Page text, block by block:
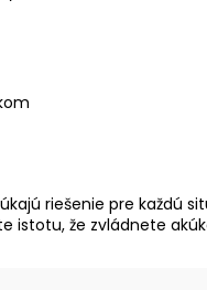
riešenie pre každú
istotu, že zvládnete